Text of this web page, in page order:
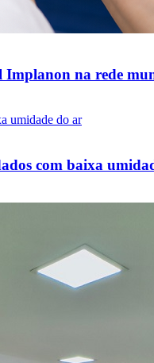
Implanon na rede
com baixa